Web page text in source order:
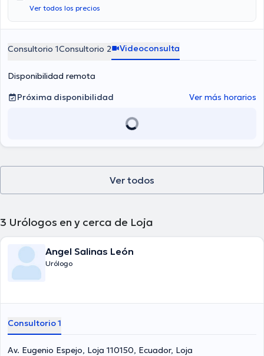
Ver todos los precios
Consultorio 1Consultorio 2 Videoconsulta
Disponibilidad remota
Próxima disponibilidad
Ver más horarios
Ver todos
3 Urólogos en y cerca de Loja
Angel Salinas León
Urólogo
Consultorio 1
Av. Eugenio Espejo, Loja 110150, Ecuador, Loja